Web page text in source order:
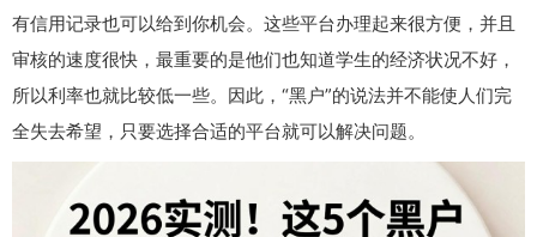
有信用记录也可以给到你机会。这些平台办理起来很方便，并且
审核的速度很快，最重要的是他们也知道学生的经济状况不好，
所以利率也就比较低一些。因此，“黑户”的说法并不能使人们完
全失去希望，只要选择合适的平台就可以解决问题。